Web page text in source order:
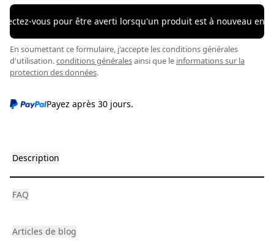
vous pour être averti lorsqu'un produit est à nouveau en
En soumettant ce formulaire, j'accepte les conditions générales
d'utilisation.conditions généralesainsi que le informations sur la
protection des données.
Payez après 30 jours.
Description
FAQ
Articles de blog